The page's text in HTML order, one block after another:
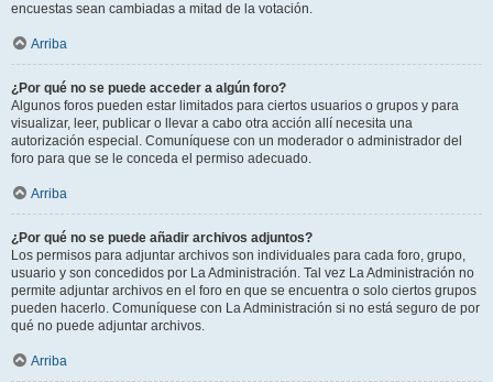
encuestas sean cambiadas a mitad de la votación.
Arriba
¿Por qué no se puede acceder a algún foro?
Algunos foros pueden estar limitados para ciertos usuarios o grupos y para
visualizar, leer, publicar o llevar a cabo otra acción allí necesita una
autorización especial. Comuníquese con un moderador o administrador del
foro para que se le conceda el permiso adecuado.
Arriba
¿Por qué no se puede añadir archivos adjuntos?
Los permisos para adjuntar archivos son individuales para cada foro, grupo,
usuario y son concedidos por La Administración. Tal vez La Administración no
permite adjuntar archivos en el foro en que se encuentra o solo ciertos grupos
pueden hacerlo. Comuníquese con La Administración si no está seguro de por
qué no puede adjuntar archivos.
Arriba